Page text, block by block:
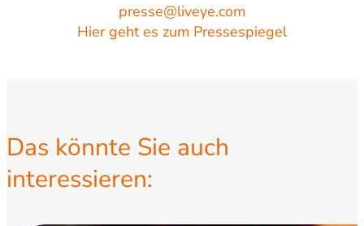
presse@liveye.com
Hier geht es zum Pressespiegel
Das könnte Sie auch
interessieren: